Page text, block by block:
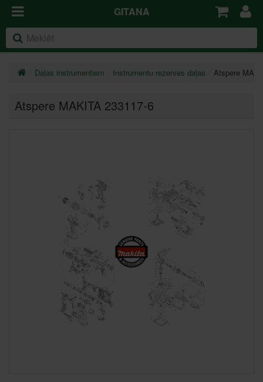
GITANA
Daļas instrumentiem Instrumentu rezerves daļas Atspere
Atspere MAKITA 233117-6